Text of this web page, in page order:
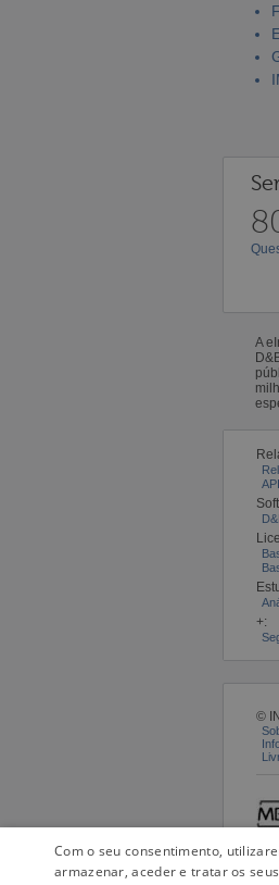
A
+:
©
Com o seu consentimento,
armazenar, aceder e tratar os